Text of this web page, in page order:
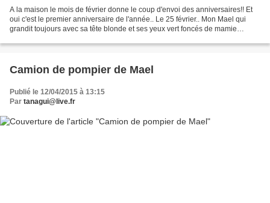
A la maison le mois de février donne le coup d'envoi des anniversaires!! Et
oui c'est le premier anniversaire de l'année.. Le 25 février.. Mon Mael qui
grandit toujours avec sa tête blonde et ses yeux vert foncés de mamie
Camion de pompier de Mael
Publié le 12/04/2015 à 13:15
Par tanagui@live.fr